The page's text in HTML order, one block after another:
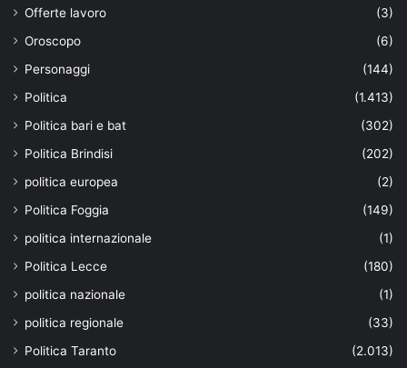
Offerte lavoro
(3)
Oroscopo
(6)
Personaggi
(144)
Politica
(1.413)
Politica bari e bat
(302)
Politica Brindisi
(202)
politica europea
(2)
Politica Foggia
(149)
politica internazionale
(1)
Politica Lecce
(180)
politica nazionale
(1)
politica regionale
(33)
Politica Taranto
(2.013)